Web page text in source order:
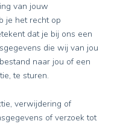
van jouw
je het recht op
dat je bij ons een
die wij van jou
naar jou of een
te sturen.
verwijdering of
of verzoek tot